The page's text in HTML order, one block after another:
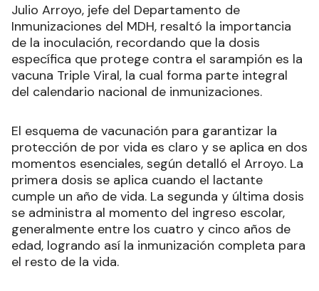
Julio Arroyo, jefe del Departamento de
Inmunizaciones del MDH, resaltó la importancia
de la inoculación, recordando que la dosis
específica que protege contra el sarampión es la
vacuna Triple Viral, la cual forma parte integral
del calendario nacional de inmunizaciones.
El esquema de vacunación para garantizar la
protección de por vida es claro y se aplica en dos
momentos esenciales, según detalló el Arroyo. La
primera dosis se aplica cuando el lactante
cumple un año de vida. La segunda y última dosis
se administra al momento del ingreso escolar,
generalmente entre los cuatro y cinco años de
edad, logrando así la inmunización completa para
el resto de la vida.